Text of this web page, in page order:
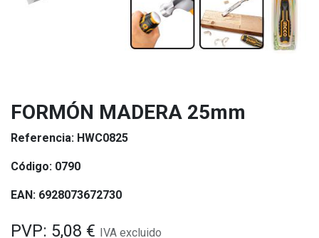
FORMÓN MADERA 25mm
Referencia: HWC0825
Código: 0790
EAN: 6928073672730
PVP: 5,08 € IVA excluido